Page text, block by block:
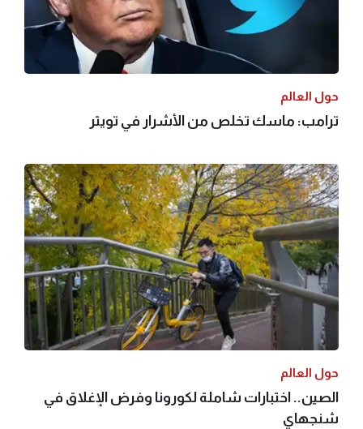
حول العالم
ترامب: ماسك تخلص من الأشرار في تويتر
حول العالم
الصين.. اختبارات شاملة لكورونا وفرض الإغلاق في
شنجهاي